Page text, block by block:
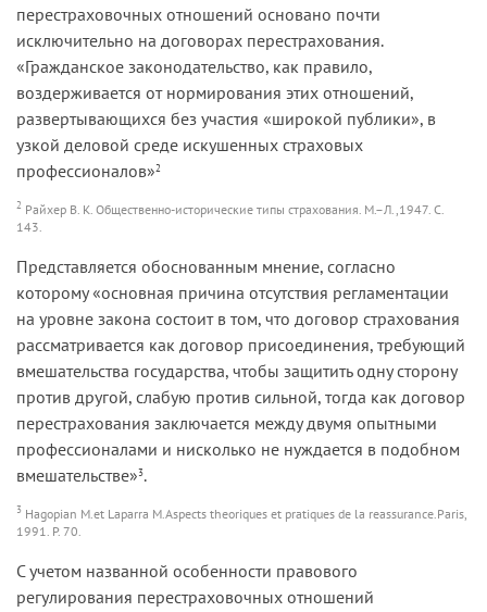
перестраховочных отношений основано почти
исключительно на договорах перестрахования.
«Гражданское законодательство, как правило,
воздерживается от нормирования этих отношений,
развертывающихся без участия «широкой публики», в
узкой деловой среде искушенных страховых
профессионалов»2
2 Райхер В. К. Общественно-исторические типы страхования. М.–Л.,1947. С.
143.
Представляется обоснованным мнение, согласно
которому «основная причина отсутствия регламентации
на уровне закона состоит в том, что договор страхования
рассматривается как договор присоединения, требующий
вмешательства государства, чтобы защитить одну сторону
против другой, слабую против сильной, тогда как договор
перестрахования заключается между двумя опытными
профессионалами и нисколько не нуждается в подобном
вмешательстве»3.
3 Hagopian M.et Laparra M.Aspects theoriques et pratiques de la reassurance.Paris,
1991. P. 70.
С учетом названной особенности правового
регулирования перестраховочных отношений